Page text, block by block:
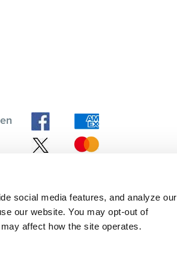
social media features, and analyze our
our website. You may opt-out of
affect how the site operates.